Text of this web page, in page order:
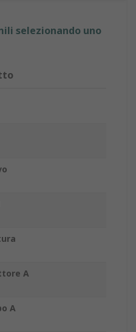
selezionando uno
A
A